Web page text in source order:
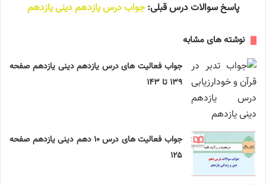
پاسخ سوالات درس قبلی: جواب درس یازدهم دینی یازدهم
نوشته های مشابه
جواب فعالیت های درس یازدهم دینی یازدهم صفحه
۱۳۹ تا ۱۴۳
جواب فعالیت های درس ۱۰ دهم دینی یازدهم صفحه
۱۲۵